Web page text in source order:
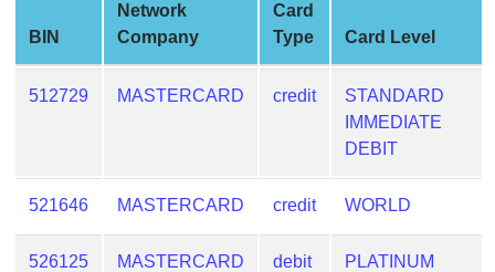
Credit
Card
Checker
What
is
My
IP
BIN
Network
Company
Card
Type
Card Level
512729 MASTERCARD credit
STANDARD
IMMEDIATE
DEBIT
521646 MASTERCARD credit WORLD
526125 MASTERCARD debit
PLATINUM